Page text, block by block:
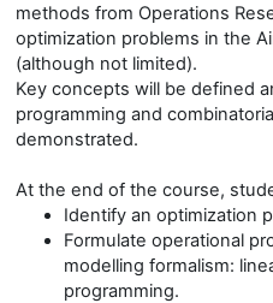
methods from Operations
optimization problems in the
(although not limited).
Key concepts will be defined
programming and
demonstrated.
At the end of the course,
Identify an optimization
Formulate operational
modelling formalism:
programming.